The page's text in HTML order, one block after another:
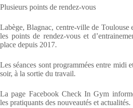
Plusieurs points de rendez-vous
Labège, Blagnac, centre-ville de Toulouse
les points de rendez-vous et
place depuis 2017.
Les séances sont programmées entre midi
soir, à la sortie du travail.
La page Facebook Check In Gym
les pratiquants des nouveautés et actualités.